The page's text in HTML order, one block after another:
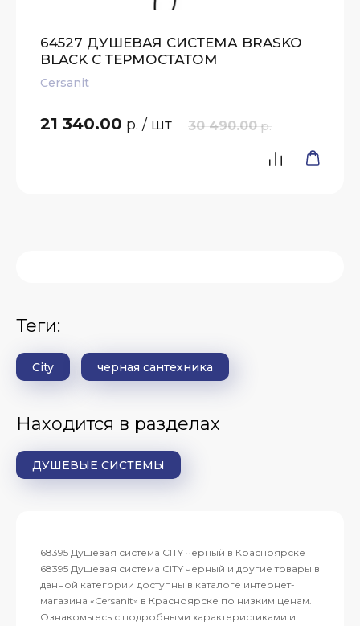
64527 ДУШЕВАЯ СИСТЕМА BRASKO
BLACK С ТЕРМОСТАТОМ
Cersanit
30 490.00 р.
21 340.00 р. / шт
теги:
City черная сантехника
Находится в разделах
ДУШЕВЫЕ СИСТЕМЫ
68395 Душевая система CITY черный в Красноярске
68395 Душевая система CITY черный и другие товары в
данной категории доступны в каталоге интернет-
магазина «Cersanit» в Красноярске по низким ценам.
Ознакомьтесь с подробными характеристиками и